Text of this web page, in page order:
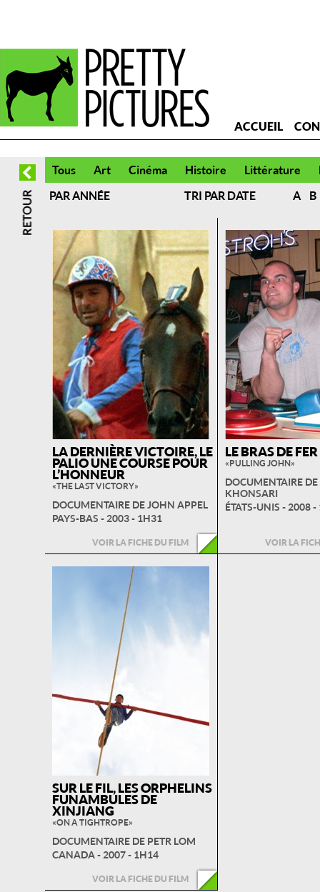
ACCUEIL
Tous Art Cinéma Histoire Littérature
PAR ANNÉE
TRI PAR DATE A B
LA DERNIÈRE VICTOIRE, LE
PALIO UNE COURSE POUR
L’HONNEUR
« THE LAST VICTORY »
DOCUMENTAIRE DE JOHN APPEL
PAYS-BAS - 2003 - 1H31
VOIR LA FICHE DU FILM
LE BRAS DE
« PULLING JOHN »
DOCUMENTAIRE
KHONSARI
ÉTATS-UNIS - 2008
VOIR LA
SUR LE FIL, LES ORPHELINS
FUNAMBULES DE
XINJIANG
« ON A TIGHTROPE »
DOCUMENTAIRE DE PETR LOM
CANADA - 2007 - 1H14
VOIR LA FICHE DU FILM